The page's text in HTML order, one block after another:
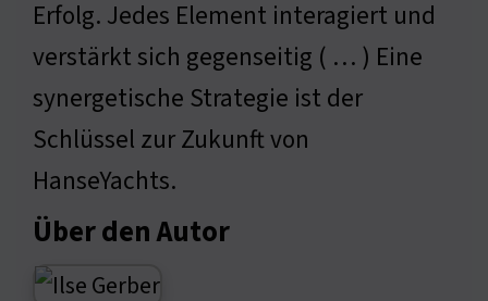
Erfolg. Jedes Element interagiert und
verstärkt sich gegenseitig ( … ) Eine
synergetische Strategie ist der
Schlüssel zur Zukunft von
HanseYachts.
Über den Autor